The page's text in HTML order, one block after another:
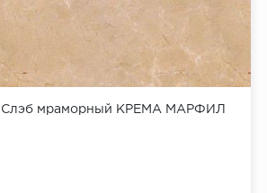
Слэб мраморный КРЕМА МАРФИЛ